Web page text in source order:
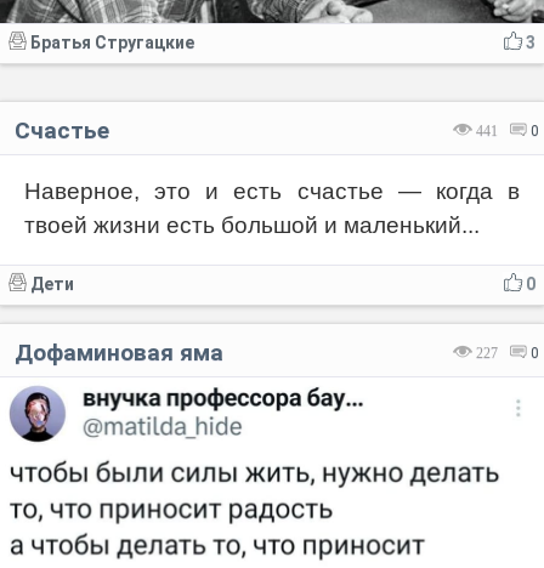
3
Братья Стругацкие
441 0
Счастье
Наверное, это и есть счастье — когда в
твоей жизни есть большой и маленький...
0
Дети
227 0
Дофаминовая яма